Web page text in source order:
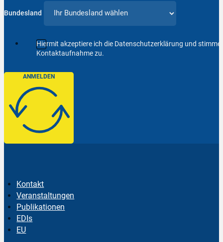
Bundesland
Hiermit akzeptiere ich die Datenschutzerklärung und
Kontaktaufnahme zu.
ANMELDEN
Kontakt
Veranstaltungen
Publikationen
EDIs
EU